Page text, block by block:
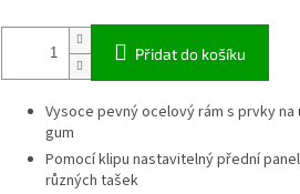
Přidat do košíku
Vysoce pevný ocelový rám s prvky na
gum
Pomocí klipu nastavitelný přední
různých tašek